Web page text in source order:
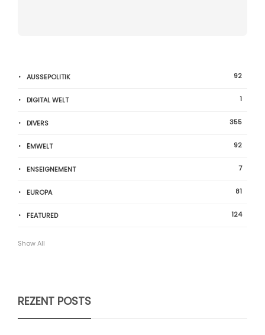
AUSSEPOLITIK 92
DIGITAL WELT 1
DIVERS 355
ËMWELT 92
ENSEIGNEMENT 7
EUROPA 81
FEATURED 124
Show All
REZENT POSTS